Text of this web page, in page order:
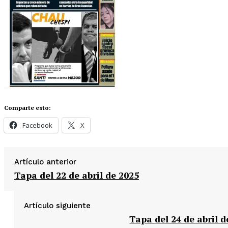
Comparte esto:
Facebook X
Artículo anterior
Tapa del 22 de abril de 2025
Artículo siguiente
Tapa del 24 de abril